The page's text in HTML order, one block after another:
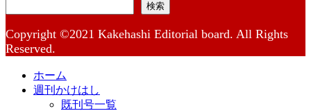
検索
Copyright ©2021 Kakehashi Editorial board. All Rights
Reserved.
ホーム
週刊かけはし
既刊号一覧